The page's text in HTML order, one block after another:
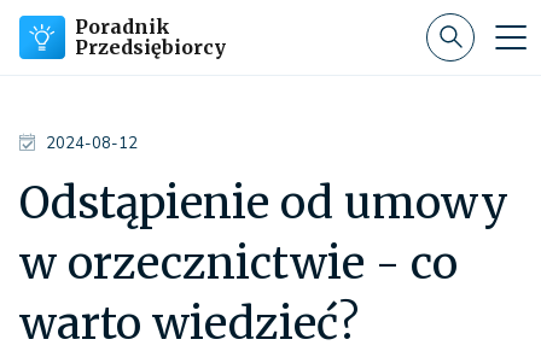
Poradnik
Przedsiębiorcy
2024-08-12
Odstąpienie od umowy
w orzecznictwie - co
warto wiedzieć?